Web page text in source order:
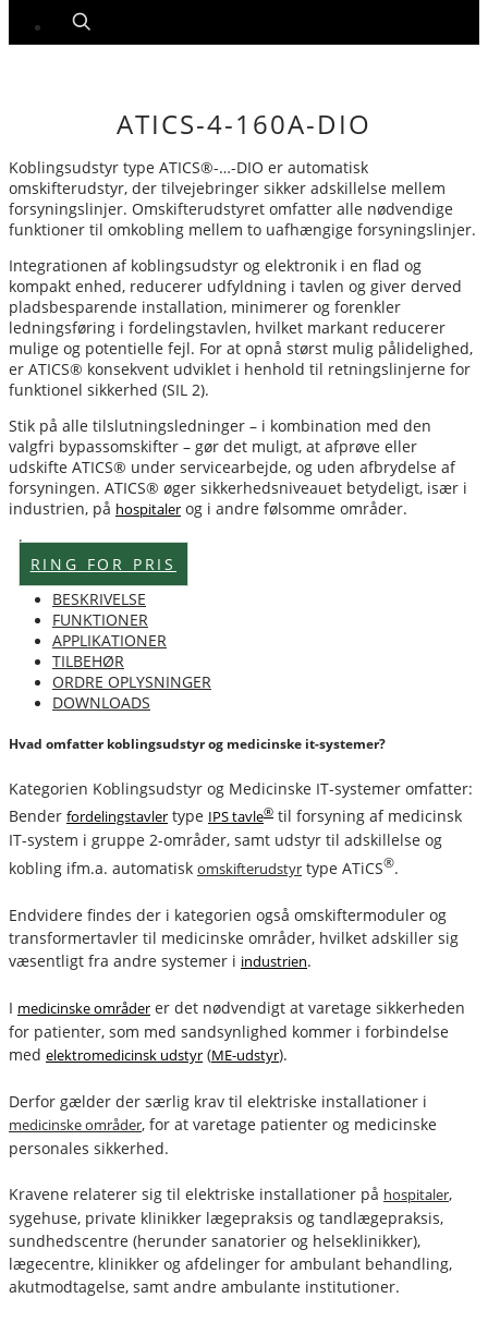
ATICS-4-160A-DIO
Koblingsudstyr type ATICS®-…-DIO er automatisk
omskifterudstyr, der tilvejebringer sikker adskillelse mellem
forsyningslinjer. Omskifterudstyret omfatter alle nødvendige
funktioner til omkobling mellem to uafhængige forsyningslinjer.
Integrationen af koblingsudstyr og elektronik i en flad og
kompakt enhed, reducerer udfyldning i tavlen og giver derved
pladsbesparende installation, minimerer og forenkler
ledningsføring i fordelingstavlen, hvilket markant reducerer
mulige og potentielle fejl. For at opnå størst mulig pålidelighed,
er ATICS® konsekvent udviklet i henhold til retningslinjerne for
funktionel sikkerhed (SIL 2).
Stik på alle tilslutningsledninger – i kombination med den
valgfri bypassomskifter – gør det muligt, at afprøve eller
udskifte ATICS® under servicearbejde, og uden afbrydelse af
forsyningen. ATICS® øger sikkerhedsniveauet betydeligt, især i
industrien, på hospitaler og i andre følsomme områder.
Lagervare
RING FOR PRIS
BESKRIVELSE
FUNKTIONER
APPLIKATIONER
TILBEHØR
ORDRE OPLYSNINGER
DOWNLOADS
Hvad omfatter koblingsudstyr og medicinske it-systemer?
Kategorien Koblingsudstyr og Medicinske IT-systemer omfatter:
Bender fordelingstavler type IPS tavle® til forsyning af medicinsk
IT-system i gruppe 2-områder, samt udstyr til adskillelse og
kobling ifm.a. automatisk omskifterudstyr type ATiCS®.
Endvidere findes der i kategorien også omskiftermoduler og
transformertavler til medicinske områder, hvilket adskiller sig
væsentligt fra andre systemer i industrien.
I medicinske områder er det nødvendigt at varetage sikkerheden
for patienter, som med sandsynlighed kommer i forbindelse
med elektromedicinsk udstyr (ME-udstyr).
Derfor gælder der særlig krav til elektriske installationer i
medicinske områder, for at varetage patienter og medicinske
personales sikkerhed.
Kravene relaterer sig til elektriske installationer på hospitaler,
sygehuse, private klinikker lægepraksis og tandlægepraksis,
sundhedscentre (herunder sanatorier og helseklinikker),
lægecentre, klinikker og afdelinger for ambulant behandling,
akutmodtagelse, samt andre ambulante institutioner.